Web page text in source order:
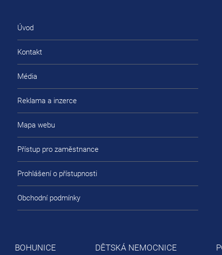
Úvod
Kontakt
Média
Reklama a inzerce
Mapa webu
Přístup pro zaměstnance
Prohlášení o přístupnosti
Obchodní podmínky
BOHUNICE DĚTSKÁ NEMOCNICE